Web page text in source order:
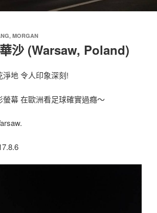
MORGAN
沙 (Warsaw, Poland)
淨地 令人印象深刻!
螢幕 在歐洲看足球確實過癮～